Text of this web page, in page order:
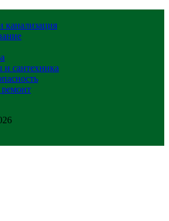
канализация
сантехника
ремонт